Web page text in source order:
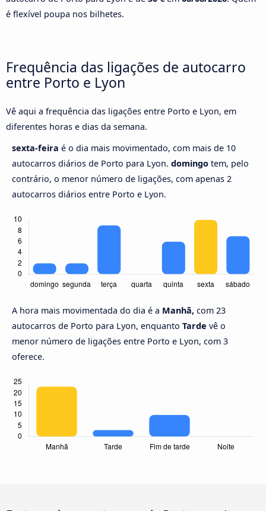
é flexível poupa nos bilhetes.
Frequência das ligações de autocarro
entre Porto e Lyon
Vê aqui a frequência das ligações entre Porto e Lyon, em
diferentes horas e dias da semana.
sexta-feira é o dia mais movimentado, com mais de 10
autocarros diários de Porto para Lyon. domingo tem, pelo
contrário, o menor número de ligações, com apenas 2
autocarros diários entre Porto e Lyon.
A hora mais movimentada do dia é a Manhã, com 23
autocarros de Porto para Lyon, enquanto Tarde vê o
menor número de ligações entre Porto e Lyon, com 3
oferece.